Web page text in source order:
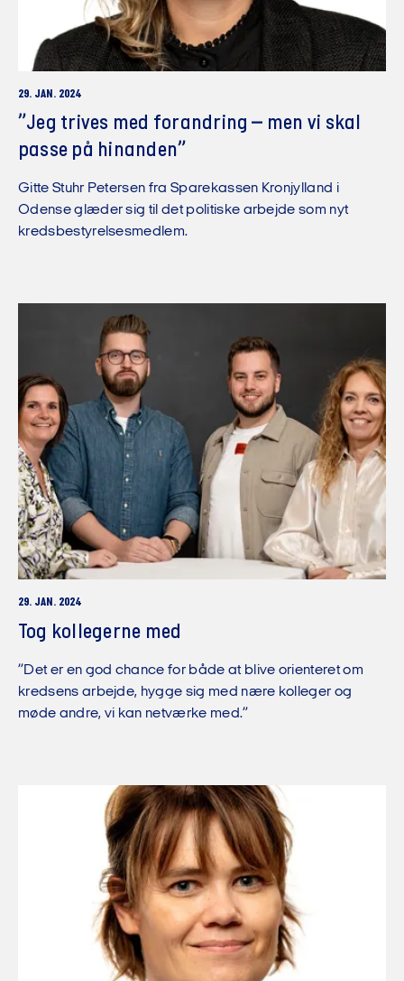
29. JAN. 2024
”Jeg trives med forandring – men vi skal
passe på hinanden”
Gitte Stuhr Petersen fra Sparekassen Kronjylland i
Odense glæder sig til det politiske arbejde som nyt
kredsbestyrelsesmedlem.
29. JAN. 2024
Tog kollegerne med
”Det er en god chance for både at blive orienteret om
kredsens arbejde, hygge sig med nære kolleger og
møde andre, vi kan netværke med.”